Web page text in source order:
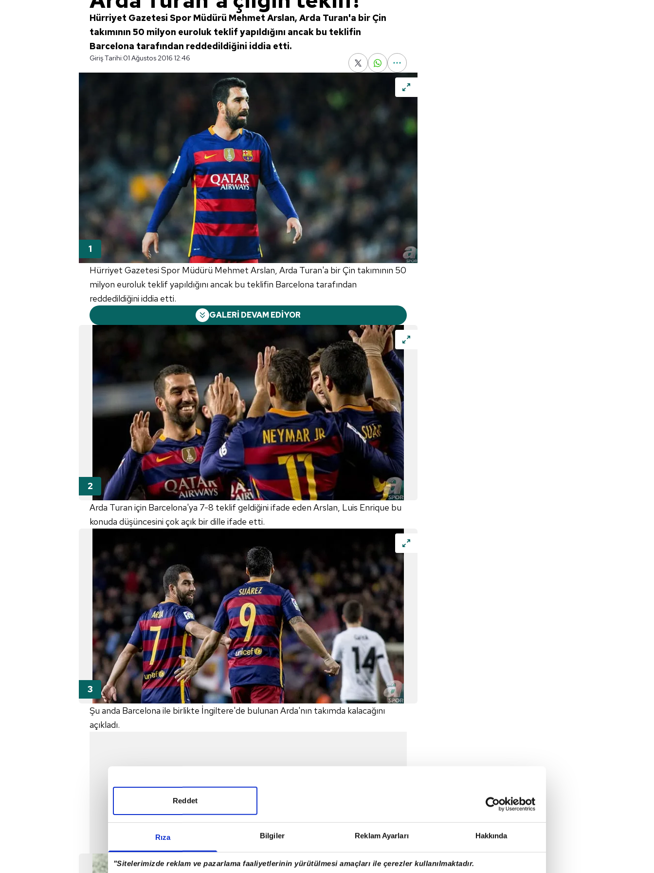
Rıza Bilgiler Reklam Ayarları Hakkında
"Sitelerimizde reklam ve pazarlama faaliyetlerinin yürütülmesi amaçları ile çerezler kullanılmaktadır.
Reddet
Hürriyet Gazetesi Spor Müdürü Mehmet Arslan, Arda Turan'a bir Çin
takımının 50 milyon euroluk teklif yapıldığını ancak bu teklifin
Barcelona tarafından reddedildiğini iddia etti.
Giriş Tarihi:01 Ağustos 2016 12:46
Hürriyet Gazetesi Spor Müdürü Mehmet Arslan, Arda Turan'a bir Çin takımının 50
milyon euroluk teklif yapıldığını ancak bu teklifin Barcelona tarafından
reddedildiğini iddia etti.
GALERİ DEVAM EDİYOR
Arda Turan için Barcelona'ya 7-8 teklif geldiğini ifade eden Arslan, Luis Enrique bu
konuda düşüncesini çok açık bir dille ifade etti.
Şu anda Barcelona ile birlikte İngiltere'de bulunan Arda'nın takımda kalacağını
açıkladı.